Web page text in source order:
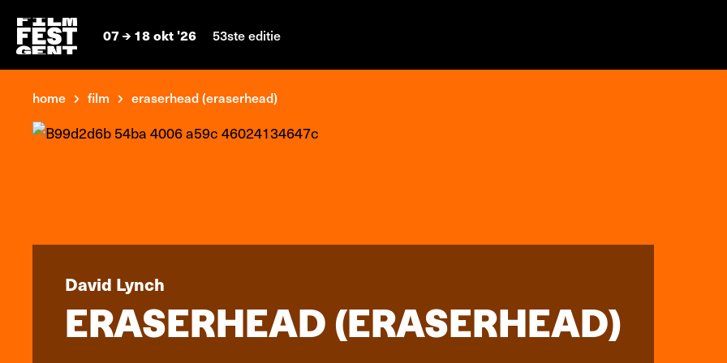
07 18 okt '26 53ste editie
home film eraserhead (eraserhead)
David Lynch
ERASERHEAD (ERASERHEAD)